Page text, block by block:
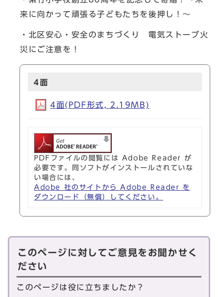
来に向かって頑張る子どもたちを後押し！～
・北区安心・安全のまちづくり 電気ストーブ火
災にご注意を！
4面
4面(PDF形式, 2.19MB)
PDFファイルの閲覧には Adobe Reader が
必要です。同ソフトがインストールされていな
い場合には、
Adobe 社のサイトから Adobe Reader を
ダウンロード（無償）してください。
このページに対してご意見をお聞かせく
ださい
このページは役に立ちましたか？